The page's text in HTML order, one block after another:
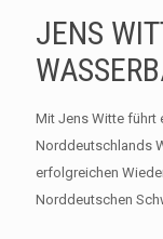
JENS
Mit Jens Witte führt
Norddeutschlands
erfolgreichen
Norddeutschen